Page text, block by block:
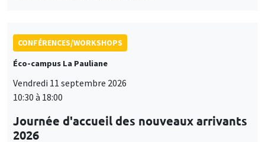
CONFÉRENCES/WORKSHOPS
Éco-campus La Pauliane
Vendredi 11 septembre 2026
10:30 à 18:00
Journée d'accueil des nouveaux arrivants
2026